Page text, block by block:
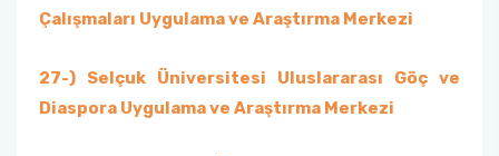
Çalışmaları Uygulama ve Araştırma Merkezi
27-) Selçuk Üniversitesi Uluslararası Göç ve
Diaspora Uygulama ve Araştırma Merkezi